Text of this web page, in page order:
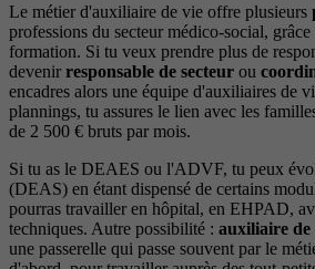
Le métier d'auxiliaire de vie offre plusieurs
professions du secteur médico-social, grâce
formation. Si tu veux prendre plus de
devenir responsable de secteur ou
encadres alors une équipe d'auxiliaires de
plannings, tu assures le lien avec les
de 2 500 € bruts par mois.
Si tu as le DEAES ou l'ADVF, tu peux
(DEAS) en étant dispensé de certains
pourras travailler en hôpital, en EHPAD,
techniques. Autre possibilité : auxiliaire
une passerelle qui passe souvent par le